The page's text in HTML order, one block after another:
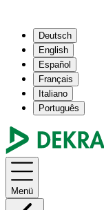
Deutsch
English
Español
Français
Italiano
Português
Menü